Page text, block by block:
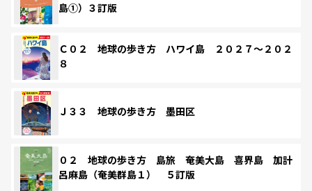
島①）３訂版
Ｃ０２ 地球の歩き方 ハワイ島 ２０２７～２０２
８
Ｊ３３ 地球の歩き方 墨田区
０２ 地球の歩き方 島旅 奄美大島 喜界島 加計
呂麻島（奄美群島１） ５訂版